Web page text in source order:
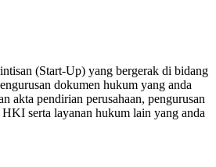
(Start-Up) yang bergerak di bidang
dokumen hukum yang anda
akta pendirian perusahaan, pengurusan
serta layanan hukum lain yang anda